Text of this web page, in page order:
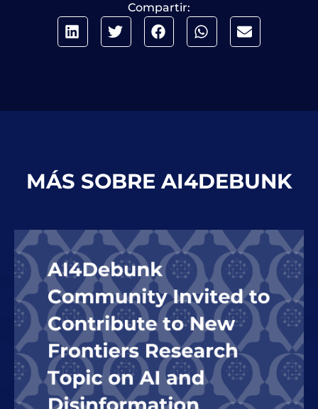
Compartir:
MÁS SOBRE AI4DEBUNK